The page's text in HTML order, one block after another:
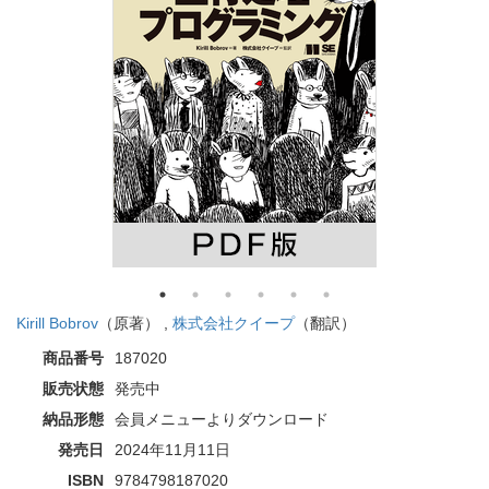
Kirill Bobrov （原著） , 株式会社クイープ（翻訳）
商品番号
187020
販売状態
発売中
納品形態
会員メニューよりダウンロード
発売日
2024年11月11日
ISBN
9784798187020